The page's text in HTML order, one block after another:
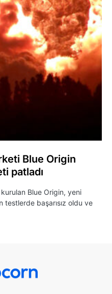
Blue Origin
patladı
Blue Origin, yeni
testlerde başarısız oldu ve